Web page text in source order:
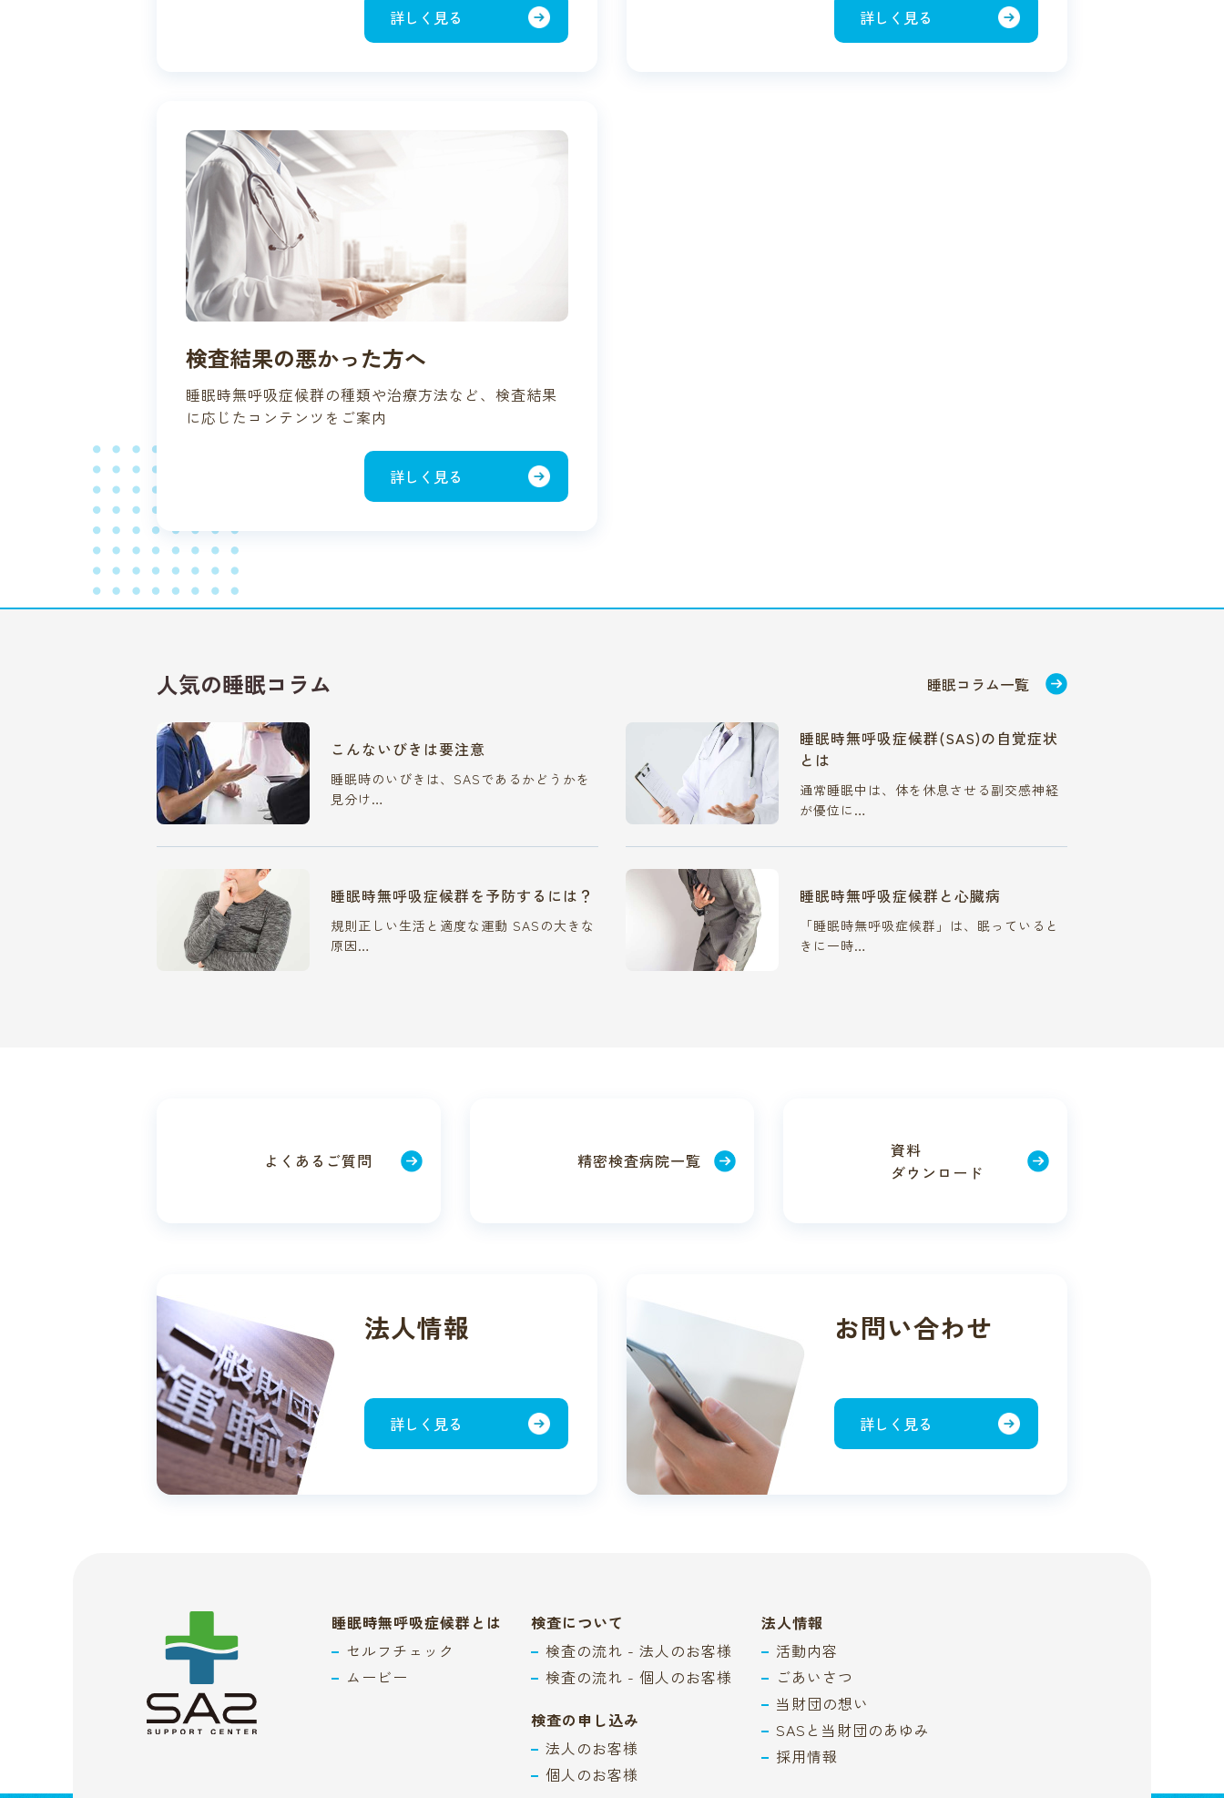
詳しく見る 詳しく見る
検査結果の悪かった方へ
睡眠時無呼吸症候群の種類や治療方法など、検査結果
に応じたコンテンツをご案内
詳しく見る
人気の睡眠コラム 睡眠コラム一覧
こんないびきは要注意
睡眠時のいびきは、SASであるかどうかを
見分け…
睡眠時無呼吸症候群(SAS)の自覚症状
とは
通常睡眠中は、体を休息させる副交感神経
が優位に…
睡眠時無呼吸症候群を予防するには？
規則正しい生活と適度な運動 SASの大きな
原因…
睡眠時無呼吸症候群と心臓病
「睡眠時無呼吸症候群」は、眠っていると
きに一時…
よくある ご質問 精密検査病院一覧
資料
ダウン ロード
法人情報
詳しく見る
お問い合わせ
詳しく見る
睡眠時無呼吸症候群とは
セルフチェック
ムービー
検査について
検査の流れ - 法人のお客様
検査の流れ - 個人のお客様
検査の申し込み
法人のお客様
個人のお客様
法人情報
活動内容
ごあいさつ
当財団の想い
SASと当財団のあゆみ
採用情報